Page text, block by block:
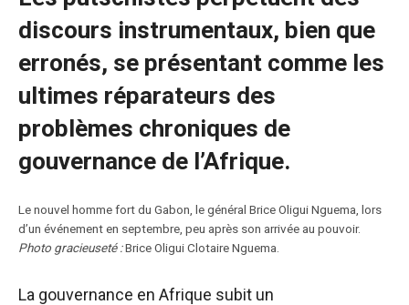
discours instrumentaux, bien que
erronés, se présentant comme les
ultimes réparateurs des
problèmes chroniques de
gouvernance de l’Afrique.
Le nouvel homme fort du Gabon, le général Brice Oligui Nguema, lors
d’un événement en septembre, peu après son arrivée au pouvoir.
Photo gracieuseté :Brice Oligui Clotaire Nguema.
La gouvernance en Afrique subit un